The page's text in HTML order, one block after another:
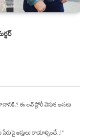
ఈ లవ్ స్టోరీ వెనుక అసలు
ఆస్తులు రాయాల్సిందే..!”